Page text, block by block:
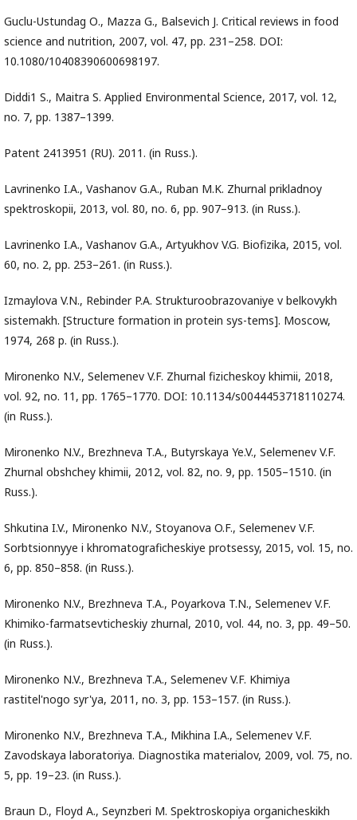
Guclu-Ustundag О., Mazza G., Balsevich J. Critical reviews in food
science and nutrition, 2007, vol. 47, pp. 231–258. DOI:
10.1080/10408390600698197.
Diddi1 S., Maitra S. Applied Environmental Science, 2017, vol. 12,
no. 7, pp. 1387–1399.
Patent 2413951 (RU). 2011. (in Russ.).
Lavrinenko I.A., Vashanov G.A., Ruban M.K. Zhurnal prikladnoy
spektroskopii, 2013, vol. 80, no. 6, pp. 907–913. (in Russ.).
Lavrinenko I.A., Vashanov G.A., Artyukhov V.G. Biofizika, 2015, vol.
60, no. 2, pp. 253–261. (in Russ.).
Izmaylova V.N., Rebinder P.A. Strukturoobrazovaniye v belkovykh
sistemakh. [Structure formation in protein sys-tems]. Moscow,
1974, 268 p. (in Russ.).
Mironenko N.V., Selemenev V.F. Zhurnal fizicheskoy khimii, 2018,
vol. 92, no. 11, pp. 1765–1770. DOI: 10.1134/s0044453718110274.
(in Russ.).
Mironenko N.V., Brezhneva T.A., Butyrskaya Ye.V., Selemenev V.F.
Zhurnal obshchey khimii, 2012, vol. 82, no. 9, pp. 1505–1510. (in
Russ.).
Shkutina I.V., Mironenko N.V., Stoyanova O.F., Selemenev V.F.
Sorbtsionnyye i khromatograficheskiye protsessy, 2015, vol. 15, no.
6, pp. 850–858. (in Russ.).
Mironenko N.V., Brezhneva T.A., Poyarkova T.N., Selemenev V.F.
Khimiko-farmatsevticheskiy zhurnal, 2010, vol. 44, no. 3, pp. 49–50.
(in Russ.).
Mironenko N.V., Brezhneva T.A., Selemenev V.F. Khimiya
rastitel'nogo syr'ya, 2011, no. 3, pp. 153–157. (in Russ.).
Mironenko N.V., Brezhneva T.A., Mikhina I.A., Selemenev V.F.
Zavodskaya laboratoriya. Diagnostika materialov, 2009, vol. 75, no.
5, pp. 19–23. (in Russ.).
Braun D., Floyd A., Seynzberi M. Spektroskopiya organicheskikh